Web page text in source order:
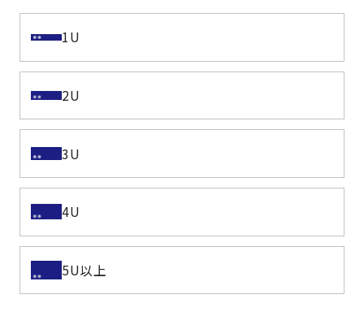
1U
2U
3U
4U
5U以上